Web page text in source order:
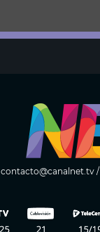
contacto@canalnet.tv/